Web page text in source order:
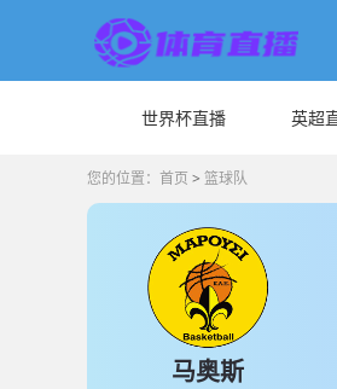
世界杯直播 英超
您的位置： 首页 > 篮球队
马奥斯